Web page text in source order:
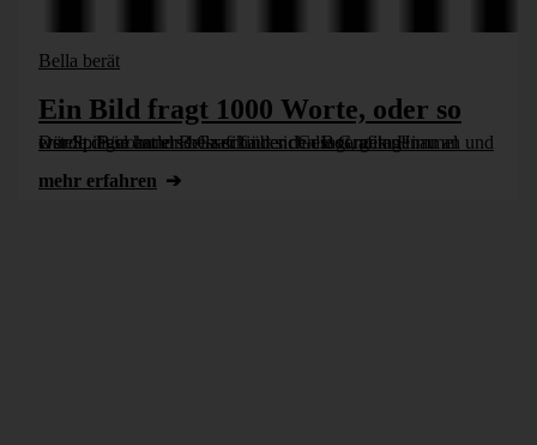
Bella berät
Ein Bild fragt 1000 Worte, oder so
Der Spiegel hat eine Grafik über den Boom im Himmel erstellt. Bürohund Bella schaut sich die Grafik genau an und würde diese anders besser finden. Gesagt, getan!
mehr erfahren